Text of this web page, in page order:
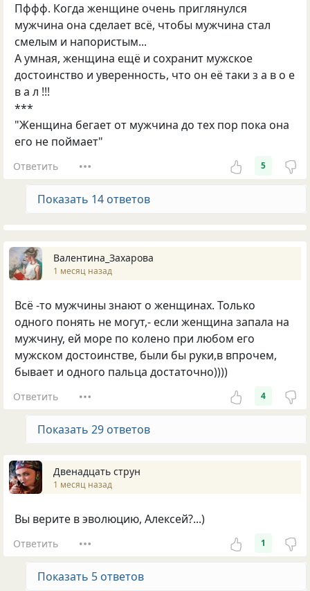
Пффф. Когда женщине очень приглянулся
мужчина она сделает всё, чтобы мужчина стал
смелым и напористым...
А умная, женщина ещё и сохранит мужское
достоинство и уверенность, что он её таки з а в о е
в а л !!!
***
"Женщина бегает от мужчина до тех пор пока она
его не поймает"
Ответить 5
Показать 14 ответов
Валентина_Захарова
1 месяц назад
Всё -то мужчины знают о женщинах. Только
одного понять не могут,- если женщина запала на
мужчину, ей море по колено при любом его
мужском достоинстве, были бы руки,в впрочем,
бывает и одного пальца достаточно))))
Ответить 4
Показать 29 ответов
Двенадцать струн
1 месяц назад
Вы верите в эволюцию, Алексей?...)
Ответить 1
Показать 5 ответов